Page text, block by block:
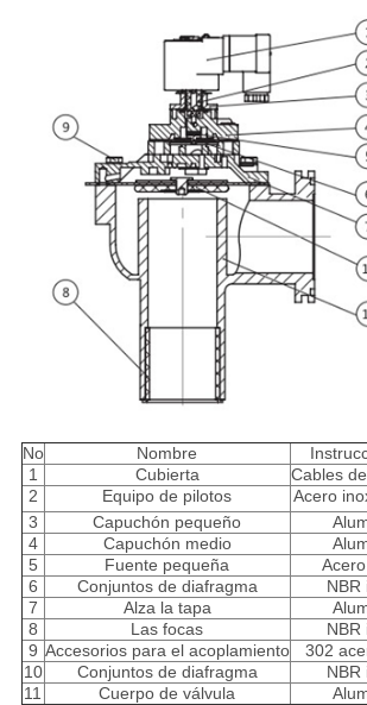
No Nombre
1
Cubierta
Cables
2
Equipo de pilotos
Acero
3
Capuchón pequeño
4
Capuchón medio
5
Fuente pequeña
6
Conjuntos de diafragma
NBR
7
Alza la tapa
8
Las focas
NBR
9 Accesorios para el acoplamiento
302
10
Conjuntos de diafragma
NBR
11
Cuerpo de válvula